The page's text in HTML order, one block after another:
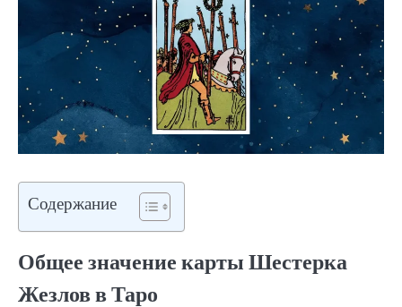
Содержание
Общее значение карты Шестерка
Жезлов в Таро